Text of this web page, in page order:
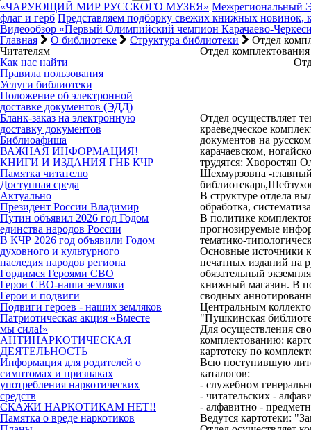
«ЧАРУЮЩИЙ МИР РУССКОГО МУЗЕЯ» Межрегиональный
флаг и герб Представляем подборку свежих книжных новинок,
Видеообзор «Первый Олимпийский чемпион Карачаево-
Главная
О библиотеке Структура библиотеки
Отдел
Читателям
Как нас найти
Правила пользования
Услуги библиотеки
Положение об электронной
доставке документов (ЭДД)
Бланк-заказ на электронную
доставку документов
Библиоафиша
ВАЖНАЯ ИНФОРМАЦИЯ!
КНИГИ И ИЗДАНИЯ ГНБ КЧР
Памятка читателю
Доступная среда
Актуально
Президент России Владимир
Путин объявил 2026 год Годом
единства народов России
В КЧР 2026 год объявили Годом
духовного и культурного
наследия народов региона
Гордимся Героями СВО
Герои СВО-наши земляки
Герои и подвиги
Подвиги героев - наших земляков
Патриотическая акция «Вместе
мы сила!»
АНТИНАРКОТИЧЕСКАЯ
ДЕЯТЕЛЬНОСТЬ
Информация для родителей о
симптомах и признаках
употребления наркотических
средств
СКАЖИ НАРКОТИКАМ НЕТ!!
Памятка о вреде наркотиков
Отдел
Отдел осуществляет
краеведческое
документов на
карачаевском,
трудятся: Хворостян
Шехмурзовна -
В структуре отдела
обработка,
В политике
прогнозируемые
тематико-
Основные источники
печатных изданий на
обязательный
книжный магазин. В
сводных
Центральным
"Пушкинская
Для осуществления
комплектованию:
картотеку по
Всю поступившую
каталогов:
- служебном
- читательских -
- алфавитно -
Ведутся картотеки: